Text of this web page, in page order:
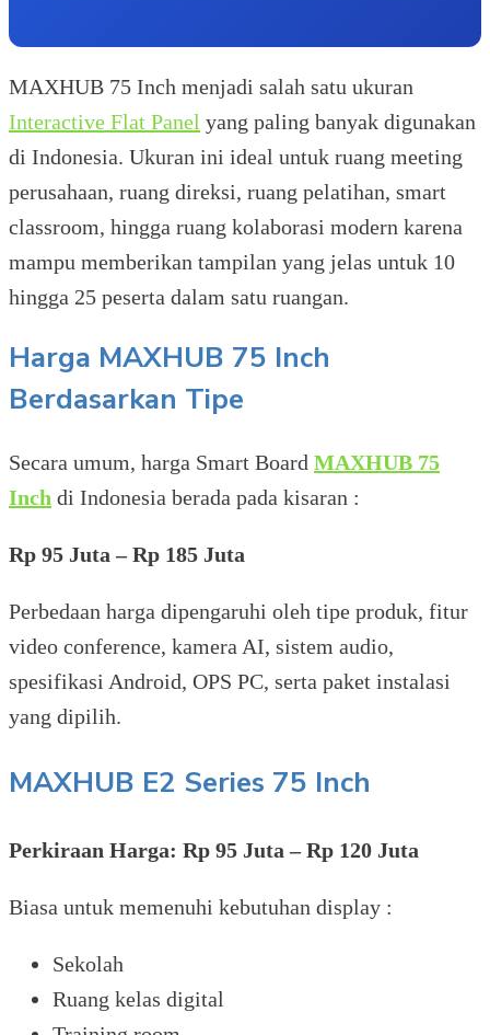
MAXHUB 75 Inch menjadi salah satu ukuran
Interactive Flat Panel yang paling banyak digunakan
di Indonesia. Ukuran ini ideal untuk ruang meeting
perusahaan, ruang direksi, ruang pelatihan, smart
classroom, hingga ruang kolaborasi modern karena
mampu memberikan tampilan yang jelas untuk 10
hingga 25 peserta dalam satu ruangan.
Harga MAXHUB 75 Inch
Berdasarkan Tipe
Secara umum, harga Smart Board MAXHUB 75
Inch di Indonesia berada pada kisaran :
Rp 95 Juta – Rp 185 Juta
Perbedaan harga dipengaruhi oleh tipe produk, fitur
video conference, kamera AI, sistem audio,
spesifikasi Android, OPS PC, serta paket instalasi
yang dipilih.
MAXHUB E2 Series 75 Inch
Perkiraan Harga: Rp 95 Juta – Rp 120 Juta
Biasa untuk memenuhi kebutuhan display :
Sekolah
Ruang kelas digital